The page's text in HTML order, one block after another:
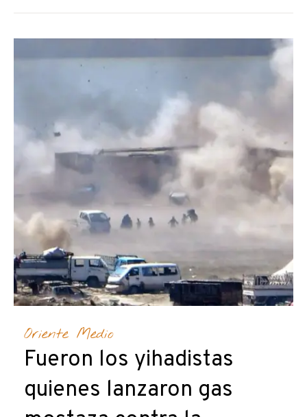
Oriente Medio
Fueron los yihadistas
quienes lanzaron gas